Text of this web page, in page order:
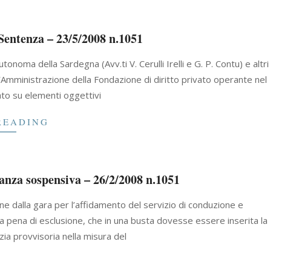
– 23/5/2008 n.1051
della Sardegna (Avv.ti V. Cerulli Irelli e G. P. Contu) e altri
della Fondazione di diritto privato operante nel
su elementi oggettivi
sospensiva – 26/2/2008 n.1051
dalla gara per l’affidamento del servizio di conduzione e
di esclusione, che in una busta dovesse essere inserita la
provvisoria nella misura del